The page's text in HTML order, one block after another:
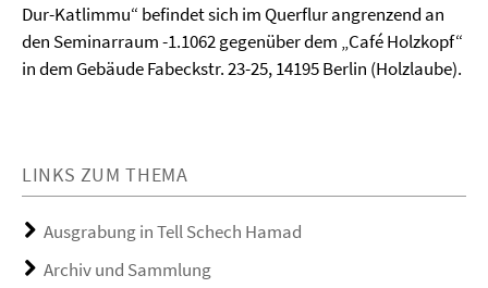
Dur-Katlimmu“ befindet sich im Querflur angrenzend an
den Seminarraum -1.1062 gegenüber dem „Café Holzkopf“
in dem Gebäude Fabeckstr. 23-25, 14195 Berlin (Holzlaube).
LINKS ZUM THEMA
Ausgrabung in Tell Schech Hamad
Archiv und Sammlung